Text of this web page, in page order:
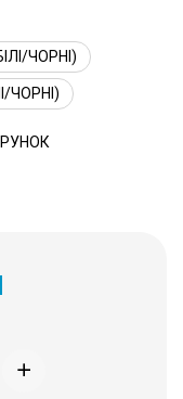
ЧОРНІ)
ЧОРНІ)